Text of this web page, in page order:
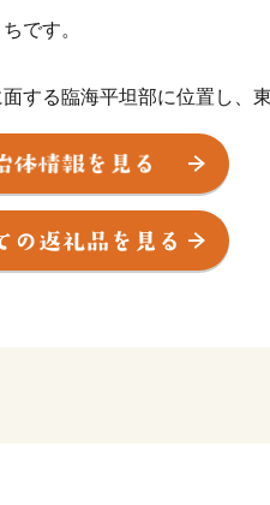
です。
する臨海平坦部に位置し、
は3.97平方キロメートルです
え、大阪の中心部へは電車で
際空港へも電車で約30分と